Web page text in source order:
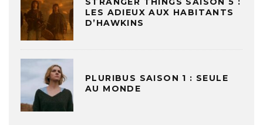
LES ADIEUX AUX HABITANTS
D’HAWKINS
PLURIBUS SAISON 1 : SEULE
AU MONDE